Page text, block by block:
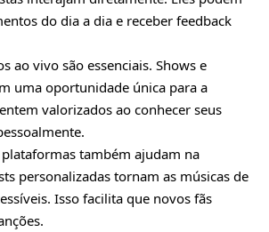
do dia a dia e receber feedback
ao vivo são essenciais. Shows e
uma oportunidade única para a
valorizados ao conhecer seus
também ajudam na
personalizadas tornam as músicas de
Isso facilita que novos fãs